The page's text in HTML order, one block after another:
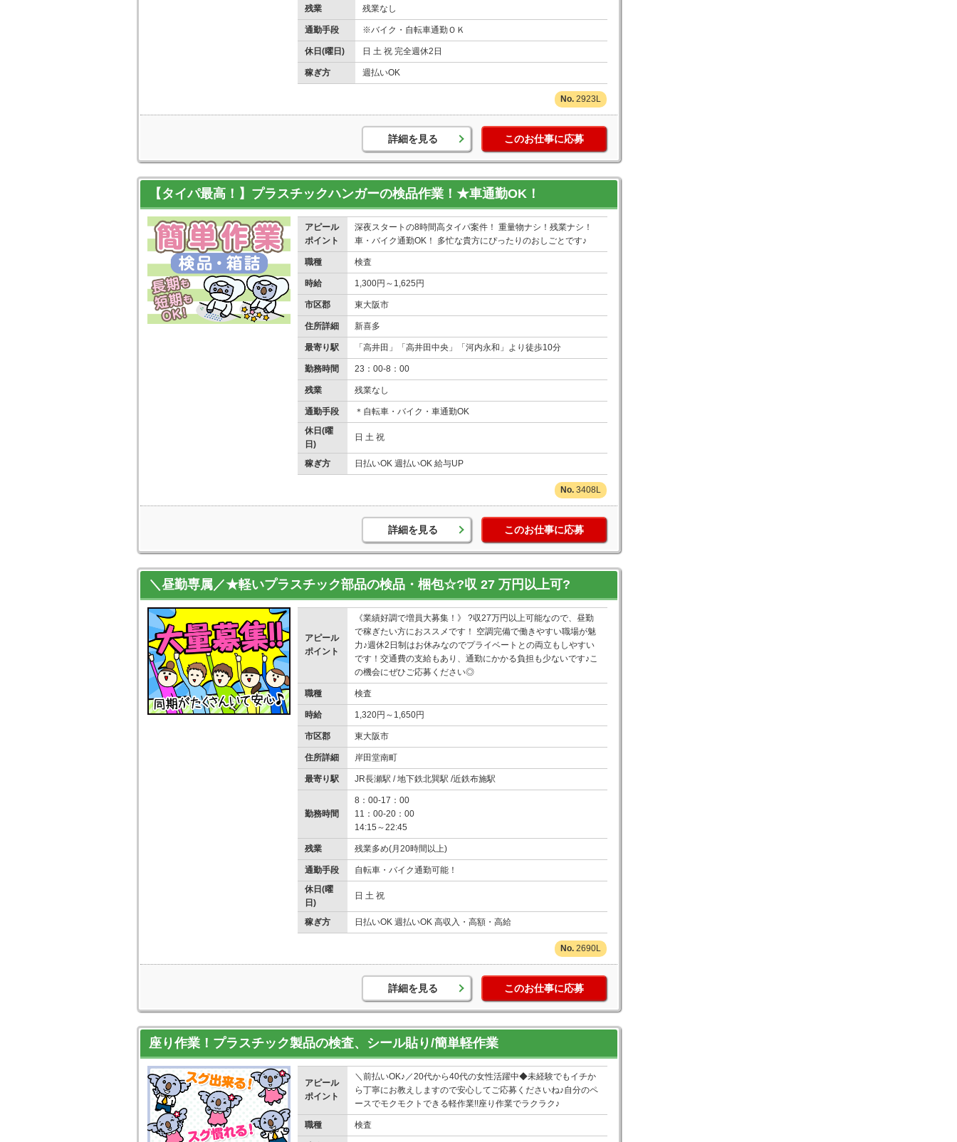
残業 残業なし
通勤手段 ※バイク・自転車通勤ＯＫ
休日(曜日) 日 土 祝 完全週休2日
稼ぎ方 週払いOK
2923L
詳細を見る このお仕事に応募
【タイパ最高！】プラスチックハンガーの検品作業！★車通勤OK！
アピール
ポイント
深夜スタートの8時間高タイパ案件！ 重量物ナシ！残業ナシ！
車・バイク通勤OK！ 多忙な貴方にぴったりのおしごとです♪
職種 検査
時給 1,300円～1,625円
市区郡 東大阪市
住所詳細 新喜多
最寄り駅 「高井田」「高井田中央」「河内永和」より徒歩10分
勤務時間 23：00-8：00
残業 残業なし
通勤手段
＊自転車・バイク・車通勤OK
休日(曜
日)
日 土 祝
稼ぎ方 日払いOK 週払いOK 給与UP
3408L
詳細を見る このお仕事に応募
＼昼勤専属／★軽いプラスチック部品の検品・梱包☆?収 27 万円以上可?
アピール
ポイント
《業績好調で増員大募集！》 ?収27万円以上可能なので、昼勤
で稼ぎたい方におススメです！ 空調完備で働きやすい職場が魅
力♪週休2日制はお休みなのでプライベートとの両立もしやすい
です！交通費の支給もあり、通勤にかかる負担も少ないです♪こ
の機会にぜひご応募ください◎
職種 検査
時給 1,320円～1,650円
市区郡 東大阪市
住所詳細 岸田堂南町
最寄り駅 JR長瀬駅 / 地下鉄北巽駅 /近鉄布施駅
勤務時間
8：00-17：00
11：00-20：00
14:15～22:45
残業 残業多め(月20時間以上)
通勤手段
自転車・バイク通勤可能！
休日(曜
日)
日 土 祝
稼ぎ方 日払いOK 週払いOK 高収入・高額・高給
2690L
詳細を見る このお仕事に応募
座り作業！プラスチック製品の検査、シール貼り/簡単軽作業
アピール
ポイント
＼前払いOK♪／20代から40代の女性活躍中◆未経験でもイチか
ら丁寧にお教えしますので安心してご応募くださいね♪自分のペ
ースでモクモクトできる軽作業!!座り作業でラクラク♪
職種 検査